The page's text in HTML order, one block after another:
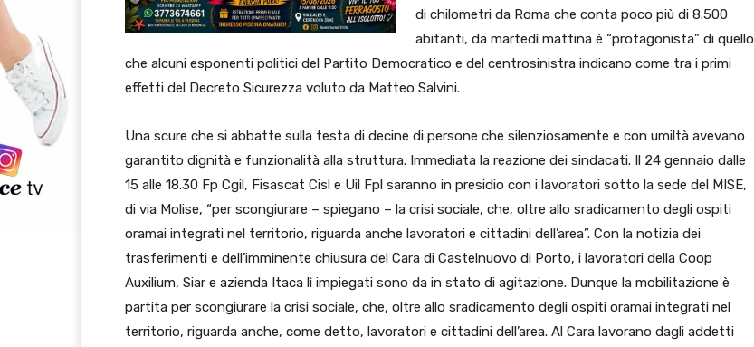
di chilometri da Roma che conta poco più di 8.500
abitanti, da martedì mattina è “protagonista” di quello
che alcuni esponenti politici del Partito Democratico e del centrosinistra indicano come tra i primi
effetti del Decreto Sicurezza voluto da Matteo Salvini.
Una scure che si abbatte sulla testa di decine di persone che silenziosamente e con umiltà avevano
garantito dignità e funzionalità alla struttura. Immediata la reazione dei sindacati. Il 24 gennaio dalle
15 alle 18.30 Fp Cgil, Fisascat Cisl e Uil Fpl saranno in presidio con i lavoratori sotto la sede del MISE,
di via Molise, “per scongiurare – spiegano – la crisi sociale, che, oltre allo sradicamento degli ospiti
oramai integrati nel territorio, riguarda anche lavoratori e cittadini dell’area”. Con la notizia dei
trasferimenti e dell’imminente chiusura del Cara di Castelnuovo di Porto, i lavoratori della Coop
Auxilium, Siar e azienda Itaca lì impiegati sono da in stato di agitazione. Dunque la mobilitazione è
partita per scongiurare la crisi sociale, che, oltre allo sradicamento degli ospiti oramai integrati nel
territorio, riguarda anche, come detto, lavoratori e cittadini dell’area. Al Cara lavorano dagli addetti